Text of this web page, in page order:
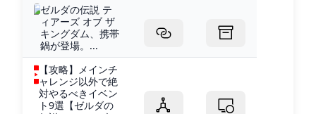
ゼルダの伝説 テ
ィアーズ オブ ザ
キングダム、携帯
鍋が登場。...
【攻略】メインチ
ャレンジ以外で絶
対やるべきイベン
ト9選【ゼルダの